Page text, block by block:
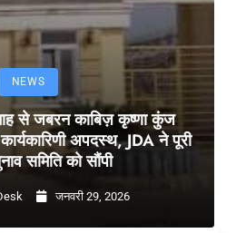
NEWS
से जबरन काबिज़ कृष्णा कुंज
अपदस्थ, JDA ने पूरी
समिति को सौंपी
जनवरी 29, 2026